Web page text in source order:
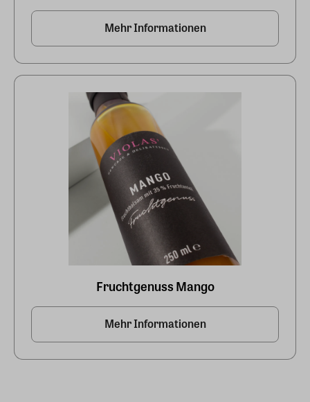
Mehr Informationen
Fruchtgenuss Mango
Mehr Informationen